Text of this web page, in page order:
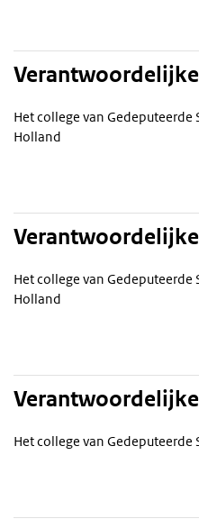
Verantwoordelijke
Het college van
Holland
Verantwoordelijke
Het college van
Holland
Verantwoordelijke
Het college van